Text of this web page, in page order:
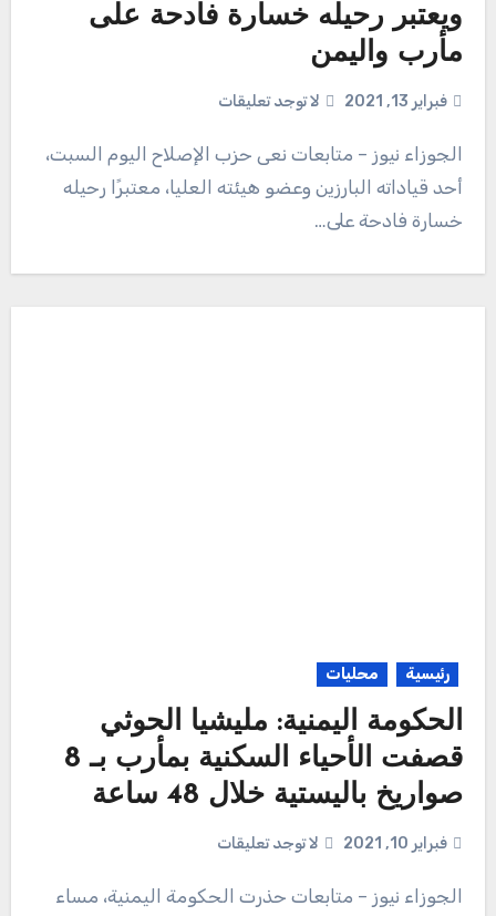
ويعتبر رحيله خسارة فادحة على
مأرب واليمن
فبراير 13, 2021 لا توجد تعليقات
الجوزاء نيوز – متابعات نعى حزب الإصلاح اليوم السبت،
أحد قياداته البارزين وعضو هيئته العليا، معتبرًا رحيله
خسارة فادحة على…
رئيسية محليات
الحكومة اليمنية: مليشيا الحوثي
قصفت الأحياء السكنية بمأرب بـ 8
صواريخ باليستية خلال 48 ساعة
فبراير 10, 2021 لا توجد تعليقات
الجوزاء نيوز – متابعات حذرت الحكومة اليمنية، مساء